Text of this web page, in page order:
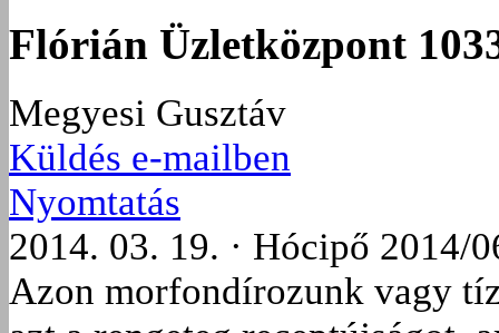
Flórián Üzletközpont
Megyesi Gusztáv
Küldés e-mailben
Nyomtatás
2014. 03. 19. · Hócipő 2014/
Azon morfondírozunk vagy